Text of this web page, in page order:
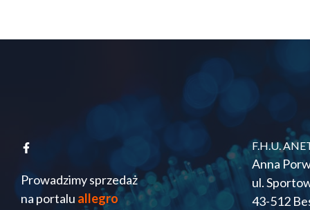
Prowadzimy sprzedaż
na portalu allegro
F.H.U.
Anna
ul.
43-512